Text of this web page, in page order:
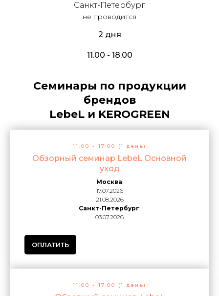
Санкт-Петербург
не проводится
2 дня
11.00 - 18.00
Семинары по продукции
брендов
LebeL и KEROGREEN
11.00 - 17.00 (1 день)
Обзорный семинар LebeL Основной
уход
Москва:
17.07.2026
21.08.2026
Санкт-Петербург:
03.07.2026
ОПЛАТИТЬ
11.00 - 17.00 (1 день)